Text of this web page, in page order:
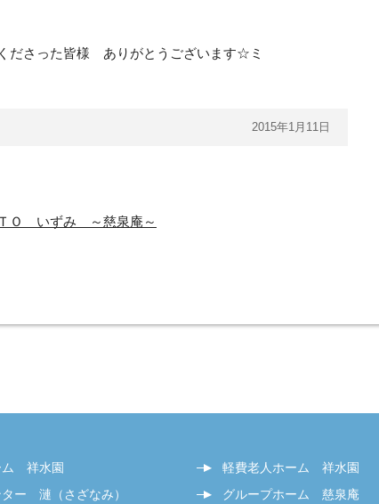
ださった皆様 ありがとうございます☆ミ
2015年1月11日
Ｏ いずみ ～慈泉庵～
ム 祥水園
ー 漣（さざなみ）
軽費老人ホーム 祥水園
グループホーム 慈泉庵